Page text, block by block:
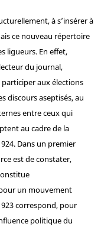
à s’insérer à
ce nouveau répertoire
ligueurs. En effet,
du journal,
participer aux élections
discours aseptisés, au
entre ceux qui
au cadre de la
Dans un premier
est de constater,
un mouvement
correspond, pour
politique du